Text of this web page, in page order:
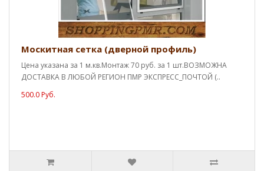
Москитная сетка (дверной профиль)
Цена указана за 1 м.кв.Монтаж 70 руб. за 1 шт.ВОЗМОЖНА
ДОСТАВКА В ЛЮБОЙ РЕГИОН ПМР ЭКСПРЕСС_ПОЧТОЙ (..
500.0 Руб.